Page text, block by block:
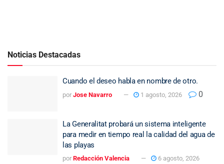
Noticias Destacadas
Cuando el deseo habla en nombre de otro.
por Jose Navarro 1 agosto, 2026 0
La Generalitat probará un sistema inteligente
para medir en tiempo real la calidad del agua de
las playas
por Redacción Valencia 6 agosto, 2026